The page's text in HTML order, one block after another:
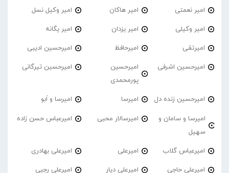
امیر نعمتی امیر هاکان امیر وکیل نسل
امیر وکیلی امیر یزدان امیر یگانه
امیرتقی امیرحافظ امیرحسین ادیبی
امیرحسین اشرفی
امیرحسین
پورمحمدی
امیرحسین تیرگانی
امیرحسین زنده دل امیرسا امیرسا و اَبو
امیرسا و سامان و
سهیل
امیرسالار محبی امیرعباس حسن زاده
امیرعباس گلاب امیرعلی امیرعلی بهادری
امیرعلی حاجی امیرعلی دیار امیرعلی رجبی